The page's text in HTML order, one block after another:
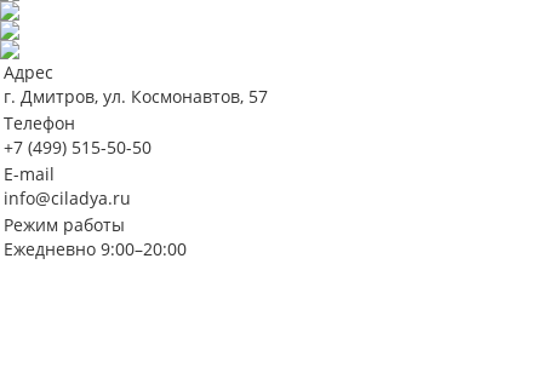
Адрес
г. Дмитров, ул. Космонавтов, 57
Телефон
+7 (499) 515-50-50
E-mail
info@ciladya.ru
Режим работы
Ежедневно 9:00–20:00